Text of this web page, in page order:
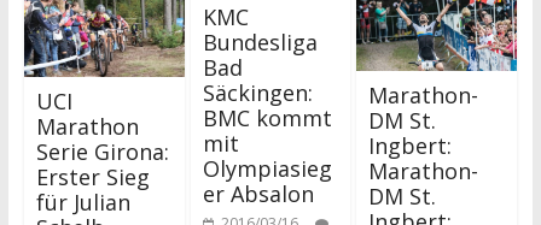
UCI
Marathon
Serie Girona:
Erster Sieg
für Julian
KMC
Bundesliga
Bad
Säckingen:
BMC kommt
mit
Olympiasieg
er Absalon
Marathon-
DM St.
Ingbert:
Marathon-
DM St.